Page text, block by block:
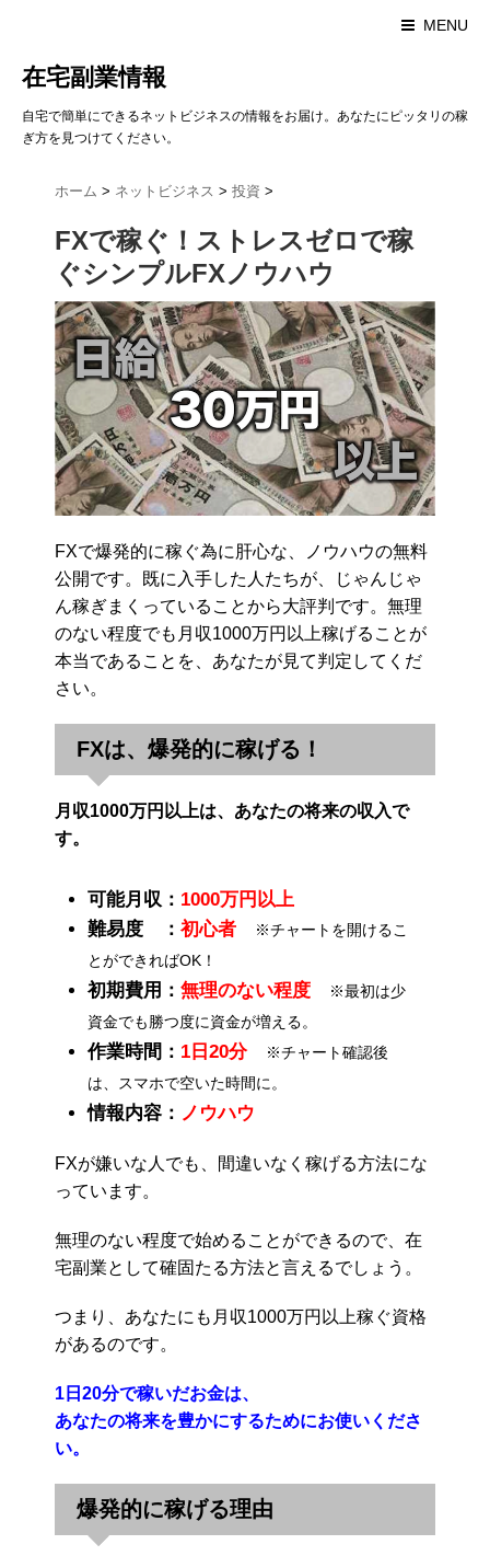
MENU
在宅副業情報
自宅で簡単にできるネットビジネスの情報をお届け。あなたにピッタリの稼
ぎ方を見つけてください。
ホーム > ネットビジネス > 投資 >
FXで稼ぐ！ストレスゼロで稼
ぐシンプルFXノウハウ
FXで爆発的に稼ぐ為に肝心な、ノウハウの無料
公開です。既に入手した人たちが、じゃんじゃ
ん稼ぎまくっていることから大評判です。無理
のない程度でも月収1000万円以上稼げることが
本当であることを、あなたが見て判定してくだ
さい。
FXは、爆発的に稼げる！
月収1000万円以上は、あなたの将来の収入で
す。
可能月収： 1000万円以上
難易度 ： 初心者
※チャートを開けるこ
とができればOK！
初期費用： 無理のない程度
※最初は少
資金でも勝つ度に資金が増える。
作業時間： 1日20分
※チャート確認後
は、スマホで空いた時間に。
情報内容： ノウハウ
FXが嫌いな人でも、間違いなく稼げる方法にな
っています。
無理のない程度で始めることができるので、在
宅副業として確固たる方法と言えるでしょう。
つまり、あなたにも月収1000万円以上稼ぐ資格
があるのです。
1日20分で稼いだお金は、
あなたの将来を豊かにするためにお使いくださ
い。
爆発的に稼げる理由